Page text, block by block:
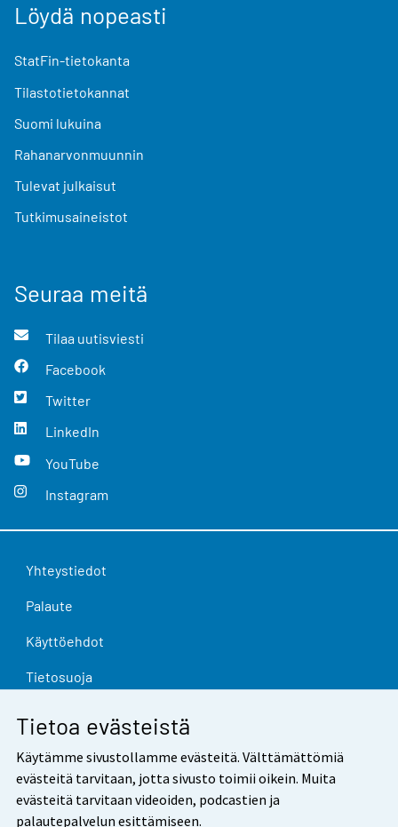
Tietoa evästeistä
Käytämme sivustollamme evästeitä. Välttämättömiä
evästeitä tarvitaan, jotta sivusto toimii oikein. Muita
evästeitä tarvitaan videoiden, podcastien ja
palautepalvelun esittämiseen.
Löydä nopeasti
StatFin-tietokanta
Tilastotietokannat
Suomi lukuina
Rahanarvonmuunnin
Tulevat julkaisut
Tutkimusaineistot
Seuraa meitä
Tilaa uutisviesti
Facebook
Twitter
LinkedIn
YouTube
Instagram
Yhteystiedot
Palaute
Käyttöehdot
Tietosuoja
Evästeasetukset